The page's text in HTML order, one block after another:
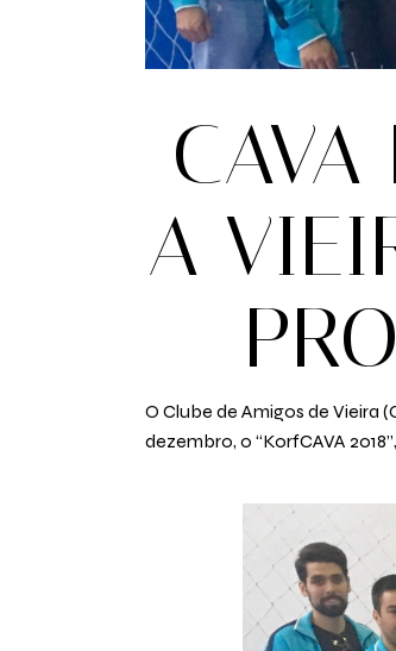
A
O Clube de Amigos de Vieira
dezembro, o “KorfCAVA